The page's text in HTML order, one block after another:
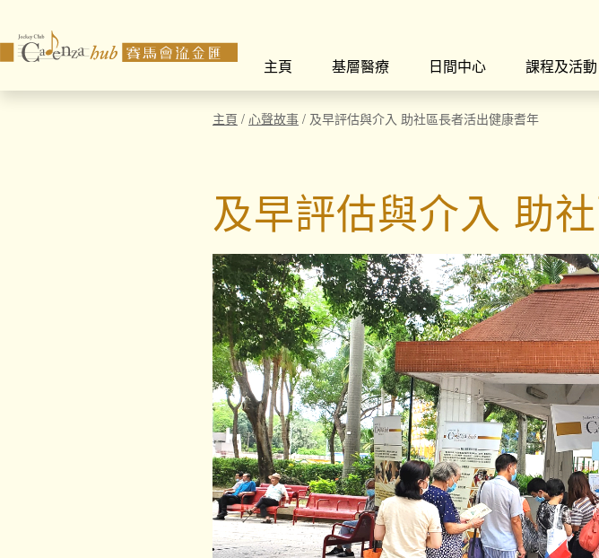
主頁
基層醫療 日間中心 課程及活動
主頁 / 心聲故事 / 及早評估與介入 助社區長者活出健康耆年
及早評估與介入 助